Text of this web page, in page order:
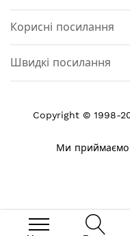
Корисні посилання
Швидкі посилання
Copyright © 1998-
Ми приймаємо